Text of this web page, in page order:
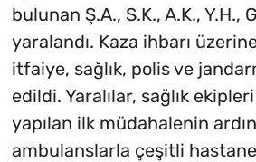
bulunan Ş.A., S.K., A.K., Y.H.,
yaralandı. Kaza ihbarı
itfaiye, sağlık, polis ve
edildi. Yaralılar, sağlık
yapılan ilk müdahalenin
ambulanslarla çeşitli